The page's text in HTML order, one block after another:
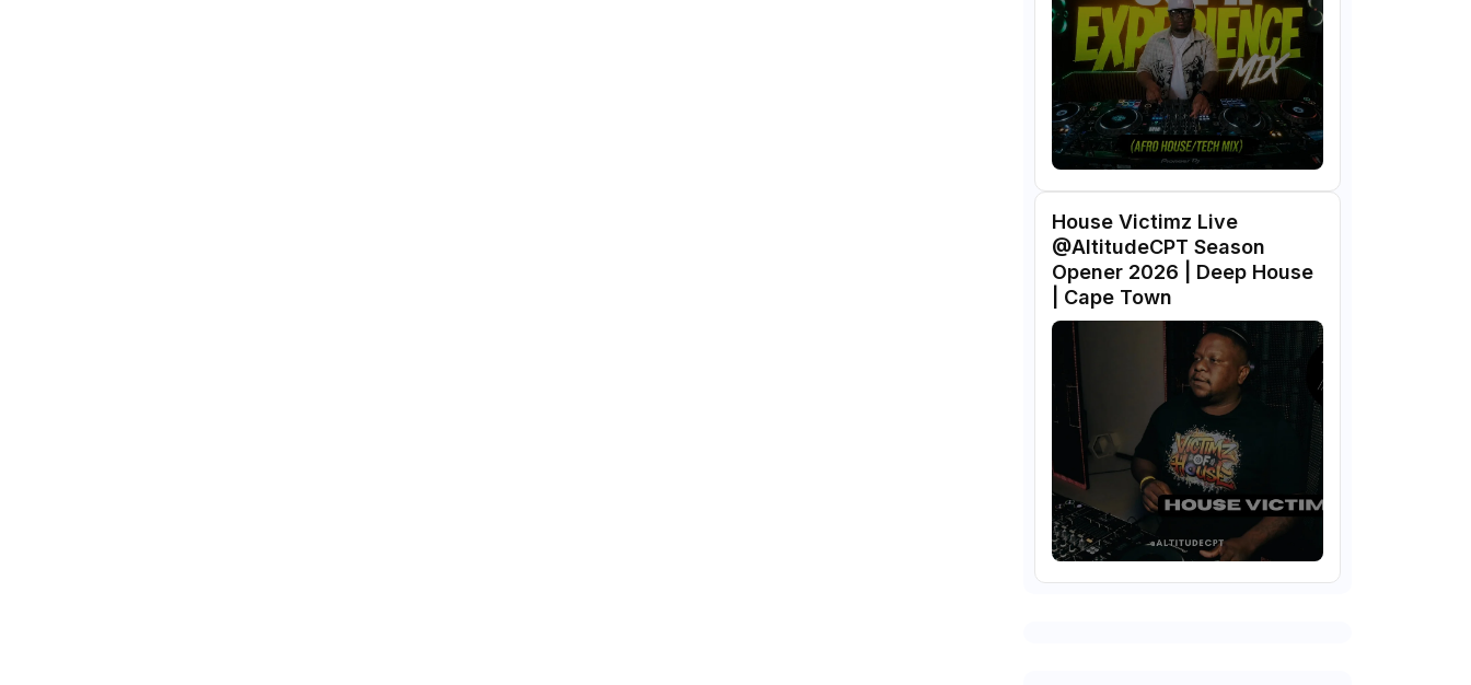
House Victimz Live
‪‪@AltitudeCPT‬ Season
Opener 2026 | Deep House
| Cape Town